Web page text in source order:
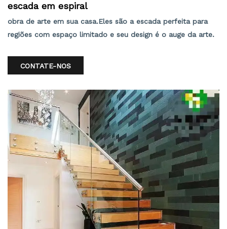
escada em espiral
obra de arte em sua casa.Eles são a escada perfeita para
regiões com espaço limitado e seu design é o auge da arte.
CONTATE-NOS